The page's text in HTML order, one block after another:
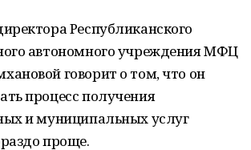
Республиканского
автономного учреждения МФЦ
говорит о том, что он
процесс получения
и муниципальных услуг
проще.